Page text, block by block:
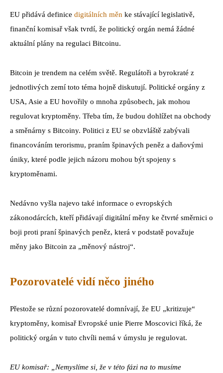
EU přidává definice digitálních měn ke stávající legislativě,
finanční komisař však tvrdí, že politický orgán nemá žádné
aktuální plány na regulaci Bitcoinu.
Bitcoin je trendem na celém světě. Regulátoři a byrokraté z
jednotlivých zemí toto téma hojně diskutují. Politické orgány z
USA, Asie a EU hovořily o mnoha způsobech, jak mohou
regulovat kryptoměny. Třeba tím, že budou dohlížet na obchody
a směnárny s Bitcoiny. Politici z EU se obzvláště zabývali
financováním terorismu, praním špinavých peněz a daňovými
úniky, které podle jejich názoru mohou být spojeny s
kryptoměnami.
Nedávno vyšla najevo také informace o evropských
zákonodárcích, kteří přidávají digitální měny ke čtvrté směrnici o
boji proti praní špinavých peněz, která v podstatě považuje
měny jako Bitcoin za „měnový nástroj“.
Pozorovatelé vidí něco jiného
Přestože se různí pozorovatelé domnívají, že EU „kritizuje“
kryptoměny, komisař Evropské unie Pierre Moscovici říká, že
politický orgán v tuto chvíli nemá v úmyslu je regulovat.
EU komisař: „Nemyslíme si, že v této fázi na to musíme